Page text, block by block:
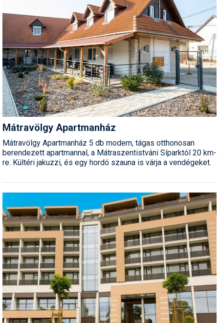
Mátravölgy Apartmanház
Mátravölgy Apartmanház 5 db modern, tágas otthonosan
berendezett apartmannal, a Mátraszentistváni Síparktól 20 km-
re. Kültéri jakuzzi, és egy hordó szauna is várja a vendégeket.